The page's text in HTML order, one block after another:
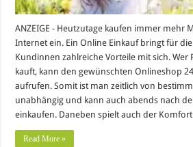
ANZEIGE - Heutzutage kaufen immer mehr
Internet ein. Ein Online Einkauf bringt für
Kundinnen zahlreiche Vorteile mit sich.
kauft, kann den gewünschten Onlineshop
aufrufen. Somit ist man zeitlich von
unabhängig und kann auch abends nach
einkaufen. Daneben spielt auch der Komfort
Read More »